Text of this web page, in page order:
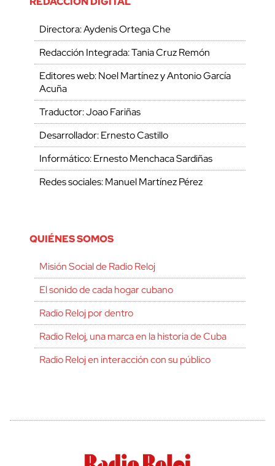
Directora: Aydenis Ortega Che
Redacción Integrada: Tania Cruz Remón
Editores web: Noel Martínez y Antonio García
Acuña
Traductor: Joao Fariñas
Desarrollador: Ernesto Castillo
Informático: Ernesto Menchaca Sardiñas
Redes sociales: Manuel Martínez Pérez
QUIÉNES SOMOS
Misión Social de Radio Reloj
El sonido de cada hogar cubano
Radio Reloj por dentro
Radio Reloj, una marca en la historia de Cuba
Radio Reloj en interacción con su público